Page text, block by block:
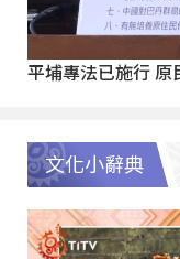
平埔專法已施行
文化小辭典